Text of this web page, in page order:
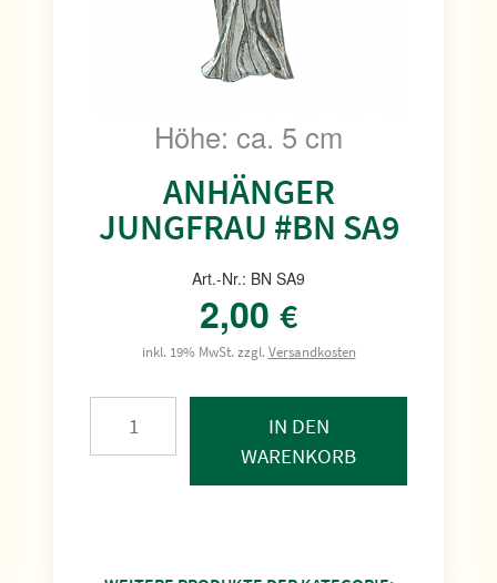
Höhe: ca. 5 cm
ANHÄNGER
JUNGFRAU #BN SA9
Art.-Nr.: BN SA9
2,00 €
inkl. 19% MwSt. zzgl.Versandkosten
IN DEN
WARENKORB